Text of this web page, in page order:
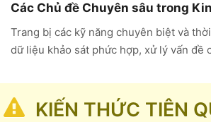
Các Chủ đề Chuyên sâu trong
Trang bị các kỹ năng chuyên biệt và
dữ liệu khảo sát phức hợp, xử lý vấn đề
KIẾN THỨC TIÊN